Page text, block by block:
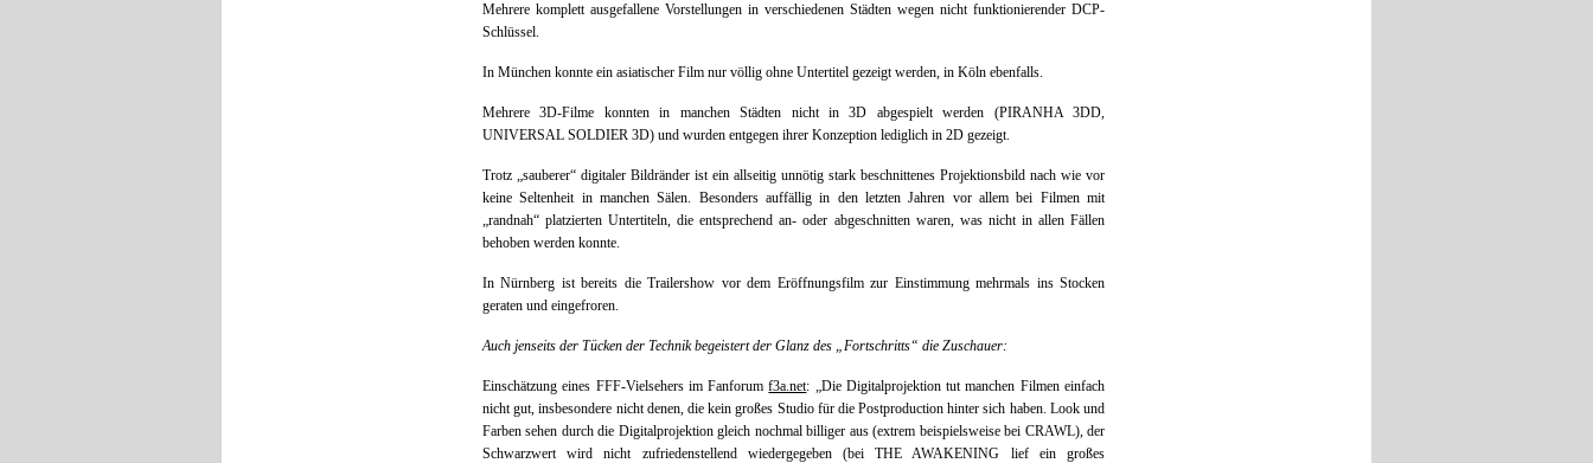
Mehrere komplett ausgefallene Vorstellungen in verschiedenen Städten wegen nicht funktionierender DCP-
Schlüssel.
In München konnte ein asiatischer Film nur völlig ohne Untertitel gezeigt werden, in Köln ebenfalls.
Mehrere 3D-Filme konnten in manchen Städten nicht in 3D abgespielt werden (PIRANHA 3DD,
UNIVERSAL SOLDIER 3D) und wurden entgegen ihrer Konzeption lediglich in 2D gezeigt.
Trotz „sauberer“ digitaler Bildränder ist ein allseitig unnötig stark beschnittenes Projektionsbild nach wie vor
keine Seltenheit in manchen Sälen. Besonders auffällig in den letzten Jahren vor allem bei Filmen mit
„randnah“ platzierten Untertiteln, die entsprechend an- oder abgeschnitten waren, was nicht in allen Fällen
behoben werden konnte.
In Nürnberg ist bereits die Trailershow vor dem Eröffnungsfilm zur Einstimmung mehrmals ins Stocken
geraten und eingefroren.
Auch jenseits der Tücken der Technik begeistert der Glanz des „Fortschritts“ die Zuschauer:
Einschätzung eines FFF-Vielsehers im Fanforumf3a.net: „Die Digitalprojektion tut manchen Filmen einfach
nicht gut, insbesondere nicht denen, die kein großes Studio für die Postproduction hinter sich haben. Look und
Farben sehen durch die Digitalprojektion gleich nochmal billiger aus (extrem beispielsweise bei CRAWL), der
Schwarzwert wird nicht zufriedenstellend wiedergegeben (bei THE AWAKENING lief ein großes